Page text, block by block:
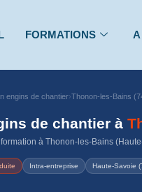
FORMATIONS
engins de chantier›Thonon-les-Bains
de chantier à
à Thonon-les-Bains
Intra-entreprise Haute-Savoie